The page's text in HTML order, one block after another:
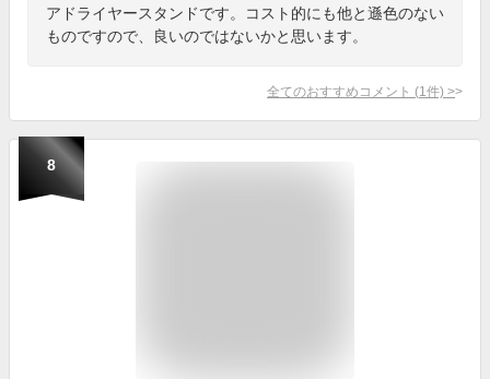
アドライヤースタンドです。コスト的にも他と遜色のない
ものですので、良いのではないかと思います。
全てのおすすめコメント (1 件) >
8